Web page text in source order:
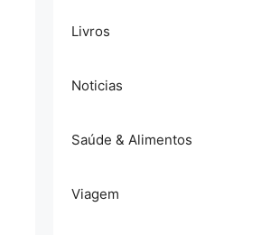
Livros
Noticias
Saúde & Alimentos
Viagem